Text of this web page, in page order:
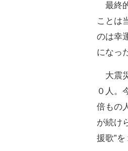
最終
ことは
のは幸
になっ
大震
０人。
倍もの
が続け
援歌”を